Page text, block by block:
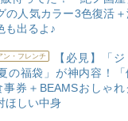
の人気カラー3色復活＋
も出るよ♪
ン・フレンチ
【必見】「ジ
の福袋」が神内容！「
事券＋BEAMSおしゃれ
ほしい中身